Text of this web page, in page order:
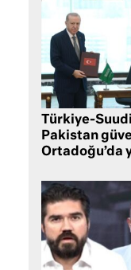
Türkiye-
Pakistan
Ortadoğu’da